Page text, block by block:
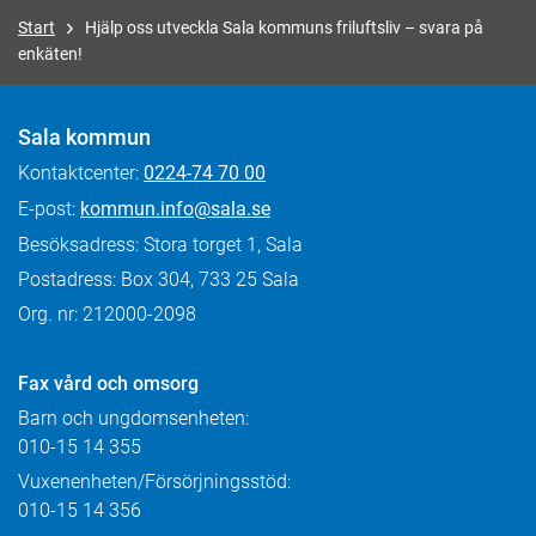
Start
Hjälp oss utveckla Sala kommuns friluftsliv – svara på
enkäten!
Sala kommun
Kontaktcenter: 0224-74 70 00
E-post: kommun.info@sala.se
Besöksadress: Stora torget 1, Sala
Postadress: Box 304, 733 25 Sala
Org. nr: 212000-2098
Fax vård och omsorg
Barn och ungdomsenheten:
010-15 14 355
Vuxenenheten/Försörjningsstöd:
010-15 14 356